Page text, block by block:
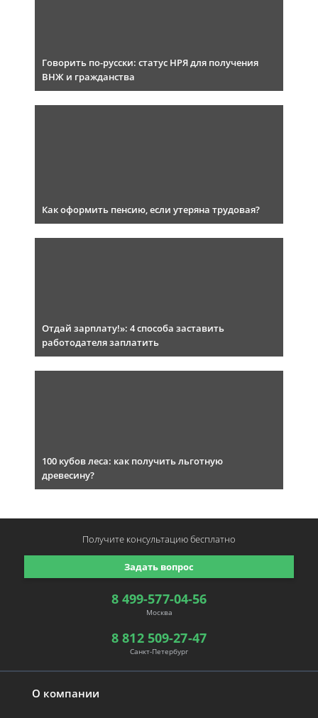
Говорить по-русски: статус НРЯ для получения
ВНЖ и гражданства
Как оформить пенсию, если утеряна трудовая?
Отдай зарплату!»: 4 способа заставить
работодателя заплатить
100 кубов леса: как получить льготную
древесину?
О компании
8 499-577-04-56
Москва
8 812 509-27-47
Санкт-Петербург
Задать вопрос
Получите консультациюбесплатно